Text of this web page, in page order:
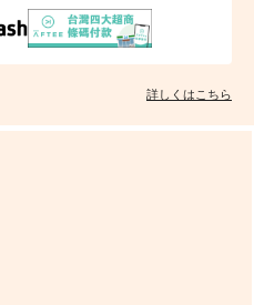
詳しくはこちら